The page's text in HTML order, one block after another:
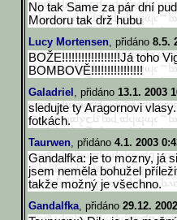
No tak Same za pár dní
Mordoru tak drž hubu
Lucy Mortensen, přidáno 8.5.
BOŽE!!!!!!!!!!!!!!!!!!Já toho
BOMBOVĚ!!!!!!!!!!!!!!!!
Galadriel , přidáno 13.1. 2003
sledujte ty Aragornovi
fotkách.
Taurwen, přidáno 4.1. 2003
Gandalfka: je to mozny, já
jsem neměla bohužel
takže možný je všechno.
Gandalfka, přidáno 29.12.